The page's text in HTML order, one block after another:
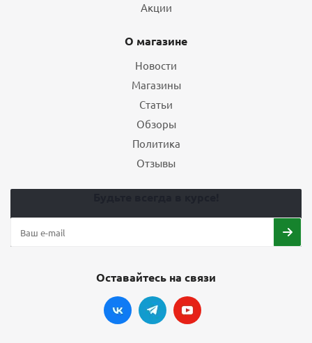
Акции
О магазине
Новости
Магазины
Статьи
Обзоры
Политика
Отзывы
Оставайтесь на связи